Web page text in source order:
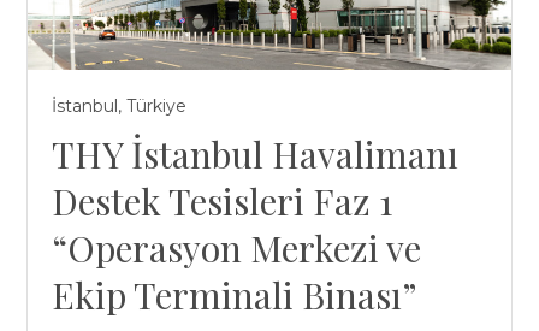
İstanbul, Türkiye
THY İstanbul Havalimanı
Destek Tesisleri Faz 1
“Operasyon Merkezi ve
Ekip Terminali Binası”